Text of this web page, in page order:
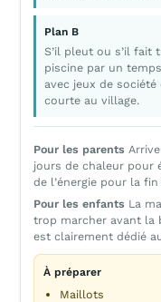
Plan B
S’il pleut ou s’il fait
piscine par un
avec jeux de
courte au village.
Pour les parents
jours de chaleur pour
de l’énergie pour la
Pour les enfants La
trop marcher avant la
est clairement dédié
À préparer
Maillots